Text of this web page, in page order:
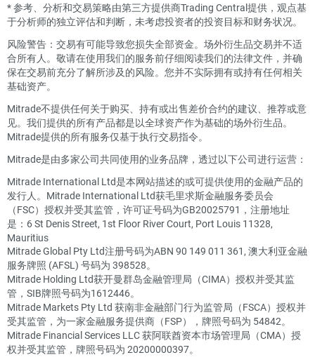
*参考、分析和交易策略由第三方提供商Trading Central提供，观点基
于分析师的独立评估和判断，未考虑投资者的投资目标和财务状况。
风险警告：交易有可能导致您损失全部资金。场外衍生品交易并不适
合所有人。敬请在使用我们的服务前仔细阅读我们的法律文件，并确
保在交易前充分了解所涉及的风险。您并不实际拥有或持有任何相关
基础资产。
Mitrade不提供任何关于购买、持有或出售差价合约的建议、推荐或意
见。我们提供的所有产品都是以全球资产作为基础的场外衍生品。
Mitrade提供的所有服务仅基于执行交易指令。
Mitrade是由多家公司共同使用的业务品牌，透过以下公司进行运营：
Mitrade International Ltd是本网站描述的或可提供使用的金融产品的
发行人。Mitrade International Ltd获毛里求斯金融服务委员会
（FSC）授权并受其监管，许可证号码为GB20025791，注册地址
是：6 St Denis Street, 1st Floor River Court, Port Louis 11328,
Mauritius
Mitrade Global Pty Ltd注册号码为ABN 90 149 011 361, 澳大利亚金融
服务牌照 (AFSL) 号码为 398528。
Mitrade Holding Ltd获开曼群岛金融管理局（CIMA）授权并受其监
管，SIB牌照号码为1612446。
Mitrade Markets Pty Ltd 获南非金融部门行为监管局（FSCA）授权并
受其监管，为一家金融服务提供商（FSP），牌照号码为 54842。
Mitrade Financial Services LLC 获阿联酋资本市场管理局（CMA）授
权并受其监管，牌照号码为 20200000397。